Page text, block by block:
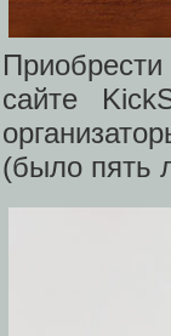
сайте
(было пять